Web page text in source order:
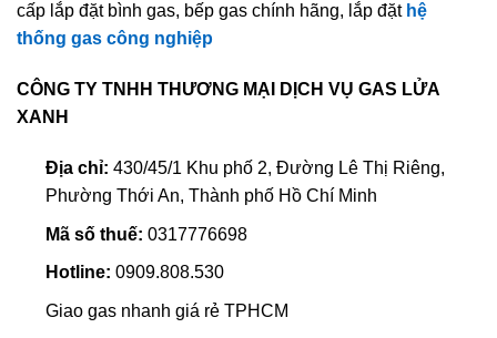
cấp lắp đặt bình gas, bếp gas chính hãng, lắp đặt hệ
thống gas công nghiệp
CÔNG TY TNHH THƯƠNG MẠI DỊCH VỤ GAS LỬA
XANH
Địa chỉ: 430/45/1 Khu phố 2, Đường Lê Thị Riêng,
Phường Thới An, Thành phố Hồ Chí Minh
Mã số thuế: 0317776698
Hotline: 0909.808.530
Giao gas nhanh giá rẻ TPHCM